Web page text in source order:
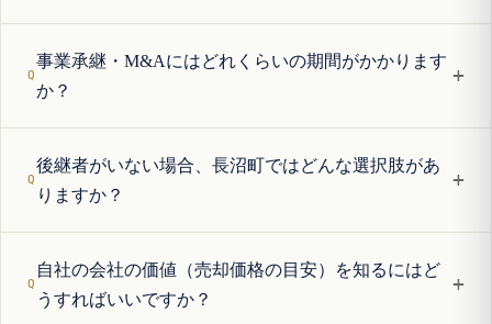
事業承継・M&Aにはどれくらいの期間がかかります
か？
+
後継者がいない場合、長沼町ではどんな選択肢があ
りますか？
+
自社の会社の価値（売却価格の目安）を知るにはど
うすればいいですか？
+